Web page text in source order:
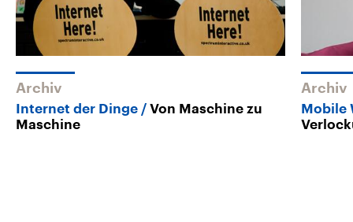
Archiv
Internet der Dinge
Von Maschine zu
Maschine
Archiv
Mobile